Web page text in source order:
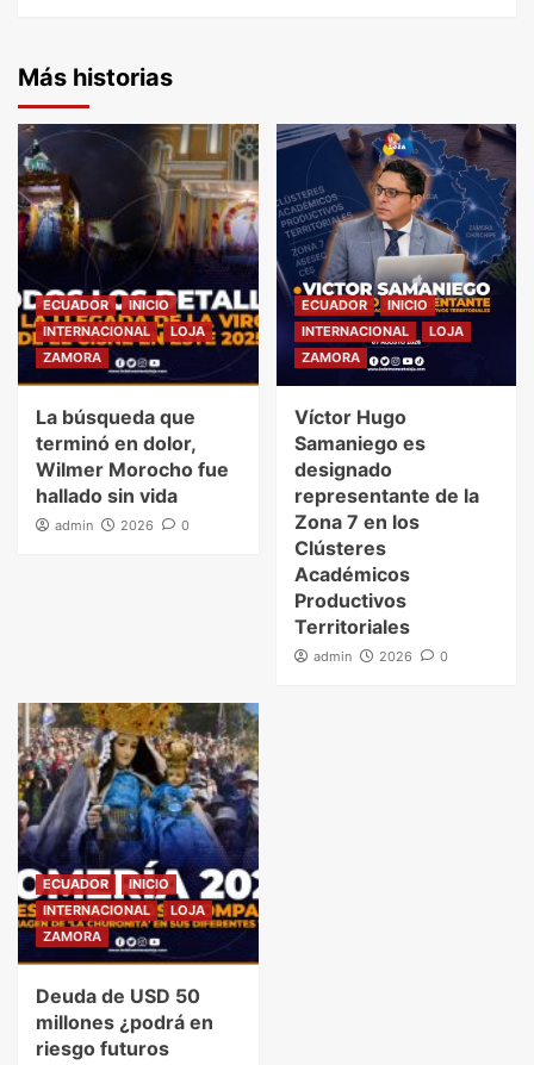
Más historias
ECUADOR
INICIO
INTERNACIONAL
LOJA
ZAMORA
La búsqueda que
terminó en dolor,
Wilmer Morocho fue
hallado sin vida
admin 2026 0
ECUADOR
INICIO
INTERNACIONAL
LOJA
ZAMORA
Víctor Hugo
Samaniego es
designado
representante de la
Zona 7 en los
Clústeres
Académicos
Productivos
Territoriales
admin 2026 0
ECUADOR
INICIO
INTERNACIONAL
LOJA
ZAMORA
Deuda de USD 50
millones ¿podrá en
riesgo futuros